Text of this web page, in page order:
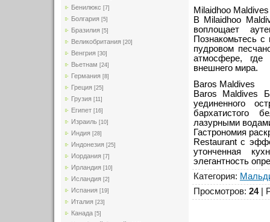
Бенилюкс [7]
Болгария [5]
Бразилия [5]
Великобритания [20]
Венгрия [30]
Вьетнам [24]
Германия [8]
Греция [25]
Грузия [11]
Египет [16]
Израиль [10]
Индия [28]
Индонезия [25]
Иордания [7]
Ирландия [10]
Исландия [2]
Испания [19]
Италия [23]
Канада [5]
Milaidhoo Maldives
В Milaidhoo
воплощает
Познакомьтесь
пудровом
атмосфере, где
внешнего мира.
Baros Maldives
Baros Maldives
уединенного
бархатистого
лазурными
Гастрономия
Restaurant с
утонченная
элегантность
Категория:
Просмотров: 24|